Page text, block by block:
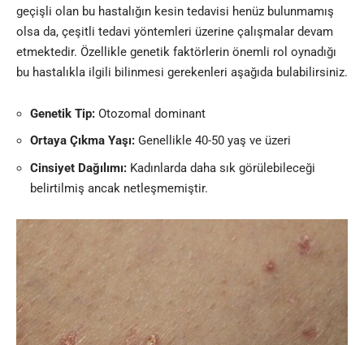
geçişli olan bu hastalığın kesin tedavisi henüz bulunmamış
olsa da, çeşitli tedavi yöntemleri üzerine çalışmalar devam
etmektedir. Özellikle genetik faktörlerin önemli rol oynadığı
bu hastalıkla ilgili bilinmesi gerekenleri aşağıda bulabilirsiniz.
Genetik Tip: Otozomal dominant
Ortaya Çıkma Yaşı: Genellikle 40-50 yaş ve üzeri
Cinsiyet Dağılımı: Kadınlarda daha sık görülebileceği
belirtilmiş ancak netleşmemiştir.